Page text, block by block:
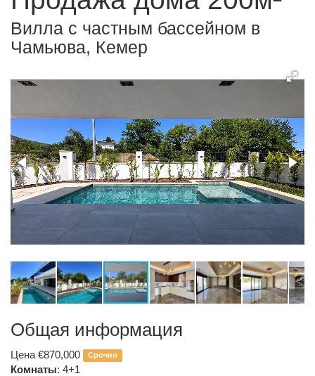
Вилла с частным бассейном в
Чамьюва, Кемер
Общая информация
Цена €870,000 Срочно
Комнаты: 4+1